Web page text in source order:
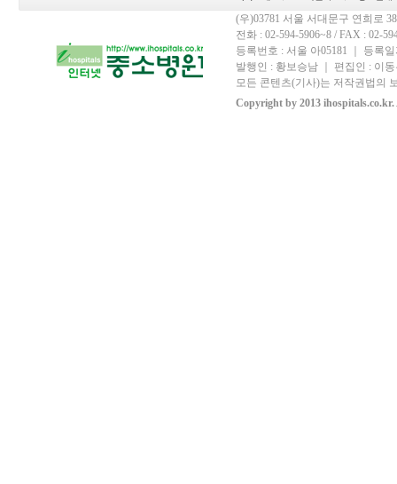
(우)03781 서울 서대문구 연희로
전화 : 02-594-5906~8 / FAX : 02-
등록번호 : 서울 아05181 ｜ 등록
발행인 : 황보승남 ｜ 편집인 : 이
모든 콘텐츠(기사)는 저작권법의
Copyright by 2013 ihospitals.co.kr.